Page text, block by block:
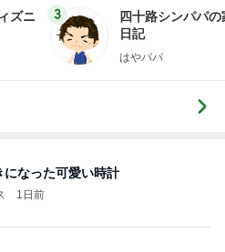
ズニ
3
四十路シンパパの
日記
はやパパ
になった可愛い時計
1日前